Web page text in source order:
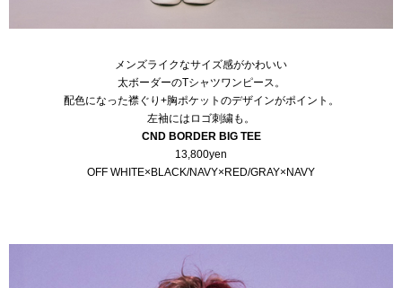
メンズライクなサイズ感がかわいい
太ボーダーのTシャツワンピース。
配色になった襟ぐり+胸ポケットのデザインがポイント。
左袖にはロゴ刺繍も。
CND BORDER BIG TEE
13,800yen
OFF WHITE×BLACK/NAVY×RED/GRAY×NAVY